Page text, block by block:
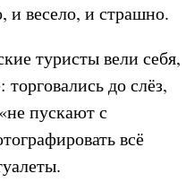
и весело, и страшно.
туристы вели себя,
до слёз,
пускают с
всё